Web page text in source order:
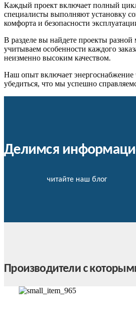
Каждый проект включает полный
специалисты выполняют установку
комфорта и безопасности
В разделе вы найдете проекты
учитываем особенности каждого
неизменно высоким качеством.
Наш опыт включает
убедиться, что мы успешно
Делимся
читайте наш блог
Производители с